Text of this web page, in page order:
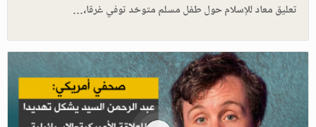
تعليق معاد للإسلام حول طفل مسلم متوحّد توفي غرقا،…